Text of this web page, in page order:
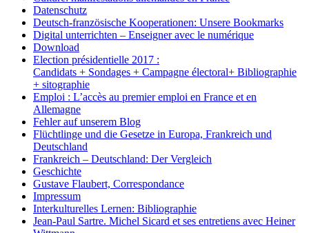
Datenschutz
Deutsch-französische Kooperationen: Unsere Bookmarks
Digital unterrichten – Enseigner avec le numérique
Download
Election présidentielle 2017 :
Candidats + Sondages + Campagne électoral+ Bibliographie
+ sitographie
Emploi : L’accès au premier emploi en France et en
Allemagne
Fehler auf unserem Blog
Flüchtlinge und die Gesetze in Europa, Frankreich und
Deutschland
Frankreich – Deutschland: Der Vergleich
Geschichte
Gustave Flaubert, Correspondance
Impressum
Interkulturelles Lernen: Bibliographie
Jean-Paul Sartre. Michel Sicard et ses entretiens avec Heiner